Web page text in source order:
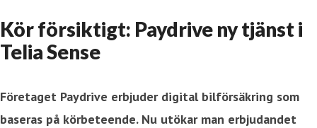
Kör försiktigt: Paydrive ny tjänst i
Telia Sense
Företaget Paydrive erbjuder digital bilförsäkring som
baseras på körbeteende. Nu utökar man erbjudandet